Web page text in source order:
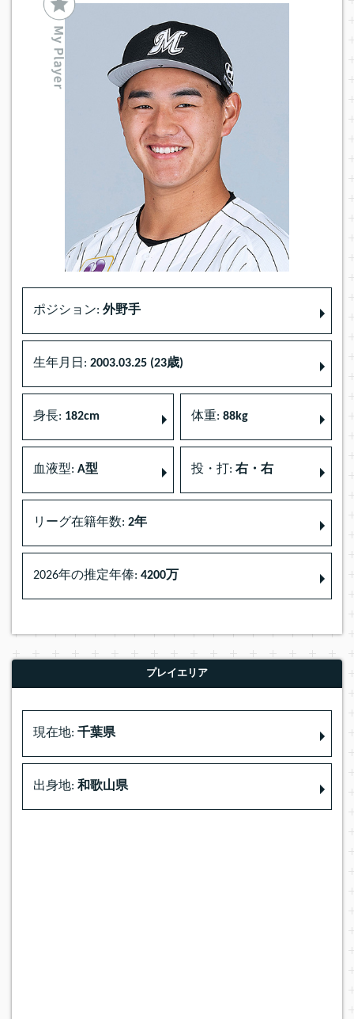
ポジション: 外野手
生年月日: 2003.03.25 (23歳)
身長: 182cm 体重: 88kg
血液型: A型 投・打: 右・右
リーグ在籍年数: 2年
2026年の推定年俸: 4200万
プレイエリア
現在地: 千葉県
出身地: 和歌山県